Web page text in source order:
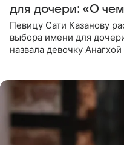
для дочери: «О
Певицу Сати Казанову
выбора имени для
назвала девочку